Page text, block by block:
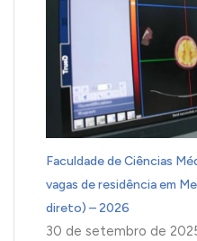
Faculdade de Ciências
vagas de residência em
direto) – 2026
30 de setembro de